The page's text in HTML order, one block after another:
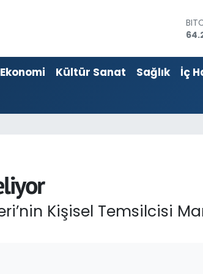
Ekonomi Kültür Sanat Sağlık İç
Kişisel Temsilcisi